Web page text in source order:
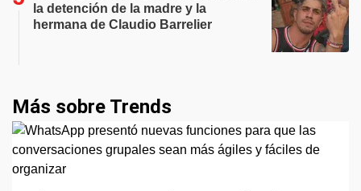
la detención de la madre y la
hermana de Claudio Barrelier
Más sobre Trends